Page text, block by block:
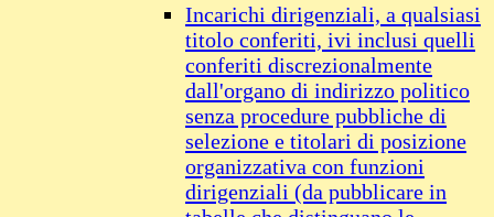
Incarichi dirigenziali, a qualsiasi
titolo conferiti, ivi inclusi quelli
conferiti discrezionalmente
dall'organo di indirizzo politico
senza procedure pubbliche di
selezione e titolari di posizione
organizzativa con funzioni
dirigenziali (da pubblicare in